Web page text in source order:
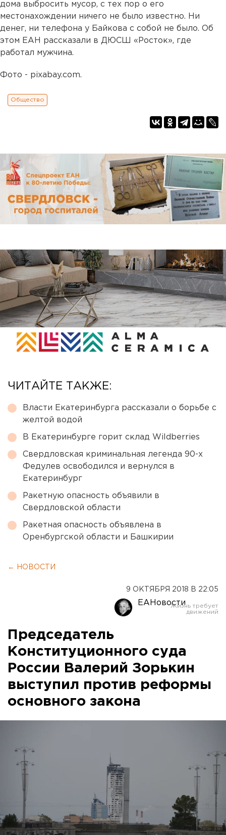
дома выбросить мусор, с тех пор о его
местонахождении ничего не было известно. Ни
денег, ни телефона у Байкова с собой не было. Об
этом ЕАН рассказали в ДЮСШ «Росток», где
работал мужчина.
Фото - pixabay.com.
Общество
ЧИТАЙТЕ ТАКЖЕ:
Власти Екатеринбурга рассказали о борьбе с
желтой водой
В Екатеринбурге горит склад Wildberries
Свердловская криминальная легенда 90-х
Федулев освободился и вернулся в
Екатеринбург
Ракетную опасность объявили в
Свердловской области
Ракетная опасность объявлена в
Оренбургской области и Башкирии
← НОВОСТИ
9 ОКТЯБРЯ 2018 В 22:05
ЕАНовости
Председатель
Конституционного суда
России Валерий Зорькин
выступил против реформы
основного закона